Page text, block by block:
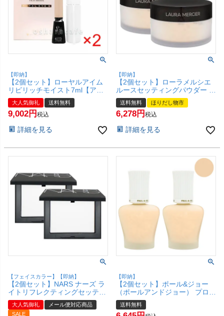
【即納】
【2個セット】ローヤルアイム
リピリッチモイスト7ml【アイ
プチ】 ローヤル化研【宅配便送
料無料】 (6000776-set2)
大人気御礼 送料無料
9,002 税込
詳細を見る
【即納】
【2個セット】ローラメルシエ
ルースセッティングパウダー ト
ランスルーセント 29g×2個【フ
ェイスパウダー】【宅配便送料
無料】 (6003167-set2)
送料無料 ほりだし物市
6,278 税込
詳細を見る
【フェイスカラー】【即納】
【2個セット】NARS ナーズ ラ
イトリフレクティングセッティ
ングパウダー プレスト N
#5894 10g CRYSTAL【メール
大人気御礼
メール便対応商品
SALE
【即納】
【2個セット】ポール&ジョー
（ポールアンドジョー） プロテ
クティング ファンデーション
プライマー #01 30ml 【日やけ
送料無料